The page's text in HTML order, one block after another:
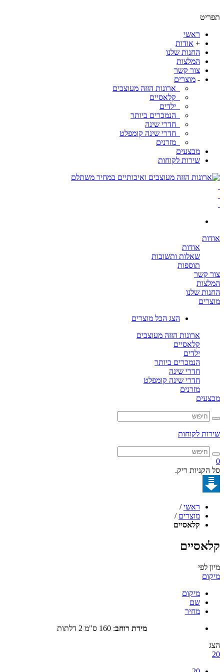
ראשי
אודות
החנות שלנו
המלצות
צור קשר
מוצרים
ארונות הזזה מעוצבים
קלאסיים
ילדים
הנמכרים ביותר
חדרי שינה
חדרי שינה קומפלט
מזרנים
מבצעים
שירות לקוחות
אודות
שאלות ותשובות
תוספות
קשר
שלנו
הצג הכל מוצרים
ארונות הזזה מעוצבים
קלאסיים
הנמכרים ביותר
חדרי שינה
חדרי שינה קומפלט
מזרנים
לקוחות
ריק.
ראשי
/
מוצרים /
קלאסיים
מיקום
שם
מחיר
מידת רוחב :160 ס"מ 2 דלתות